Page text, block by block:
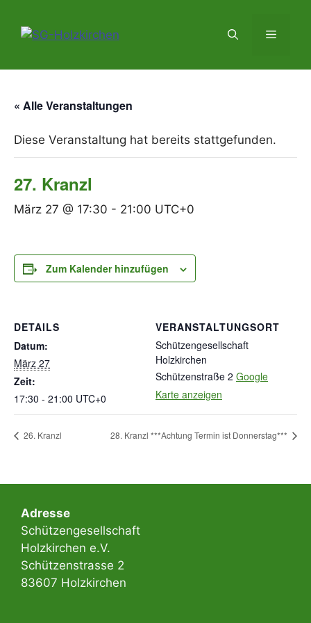
« Alle Veranstaltungen
Diese Veranstaltung hat bereits stattgefunden.
27. Kranzl
März 27 @ 17:30 - 21:00 UTC+0
Zum Kalender hinzufügen
DETAILS
Datum:
März 27
Zeit:
17:30 - 21:00 UTC+0
VERANSTALTUNGSORT
Schützengesellschaft
Holzkirchen
Schützenstraße 2 Google
Karte anzeigen
26. Kranzl 28. Kranzl ***Achtung Termin ist Donnerstag***
Adresse​
Schützengesellschaft
Holzkirchen e.V.
Schützenstrasse 2
83607 Holzkirchen